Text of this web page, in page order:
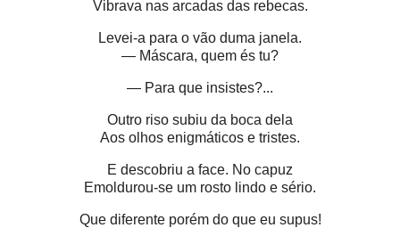
Vibrava nas arcadas das rebecas.
Levei-a para o vão duma janela.
— Máscara, quem és tu?
— Para que insistes?...
Outro riso subiu da boca dela
Aos olhos enigmáticos e tristes.
E descobriu a face. No capuz
Emoldurou-se um rosto lindo e sério.
Que diferente porém do que eu supus!